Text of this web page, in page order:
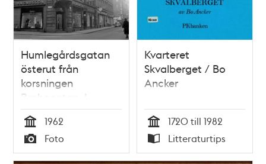
Humlegårdsgatan
österut från
korsningen
Brahegatan. I
bakgrunden
kvarteret
Repslagaren
Tid
1962
Typ
Foto
Kvarteret
Skvalberget / Bo
Ancker
Tid
1720 till 1982
Typ
Litteraturtips